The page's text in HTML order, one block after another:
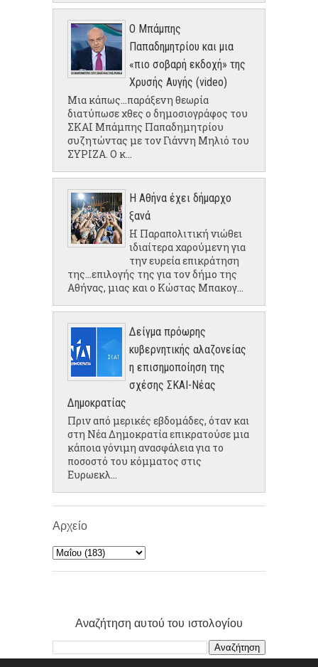
Ο Μπάμπης
Παπαδημητρίου και μια
«πιο σοβαρή εκδοχή» της
Χρυσής Αυγής (video)
Μια κάπως...παράξενη θεωρία
διατύπωσε χθες ο δημοσιογράφος του
ΣΚΑΙ Μπάμπης Παπαδημητρίου
συζητώντας με τον Γιάννη Μηλιό του
ΣΥΡΙΖΑ. Ο κ...
Η Αθήνα έχει δήμαρχο
ξανά
Η Παραπολιτική νιώθει
ιδιαίτερα χαρούμενη για
την ευρεία επικράτηση
της...επιλογής της για τον δήμο της
Αθήνας, μιας και ο Κώστας Μπακογ...
Δείγμα πρόωρης
κυβερνητικής αλαζονείας
η επισημοποίηση της
σχέσης ΣΚΑΙ-Νέας
Δημοκρατίας
Πριν από μερικές εβδομάδες, όταν και
στη Νέα Δημοκρατία επικρατούσε μια
κάποια γόνιμη ανασφάλεια για το
ποσοστό του κόμματος στις
Ευρωεκλ...
Αρχείο
Αναζήτηση αυτού του ιστολογίου